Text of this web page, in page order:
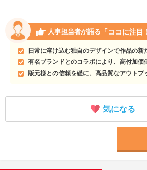
人事担当者が語る 「ココに注目
日常に溶け込む独自のデザインで作品の新
有名ブランドとのコラボにより、高付加価
版元様との信頼を礎に、高品質なアウトプ
気になる